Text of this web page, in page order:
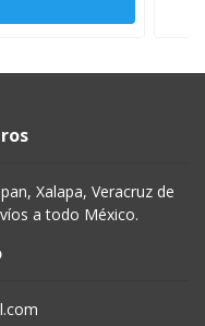
Xalapa, Veracruz de
a todo México.